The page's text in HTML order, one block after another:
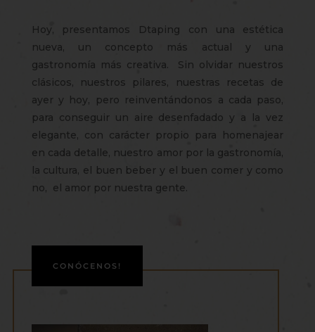
Hoy, presentamos Dtaping con una estética
nueva, un concepto más actual y una
gastronomía más creativa. Sin olvidar nuestros
clásicos, nuestros pilares, nuestras recetas de
ayer y hoy, pero reinventándonos a cada paso,
para conseguir un aire desenfadado y a la vez
elegante, con carácter propio para homenajear
en cada detalle, nuestro amor por la gastronomía,
la cultura, el buen beber y el buen comer y como
no, el amor por nuestra gente.
CONÓCENOS!